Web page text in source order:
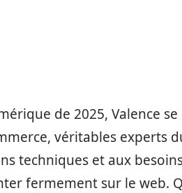
de 2025, Valence
véritables experts
techniques et aux
fermement sur le web.